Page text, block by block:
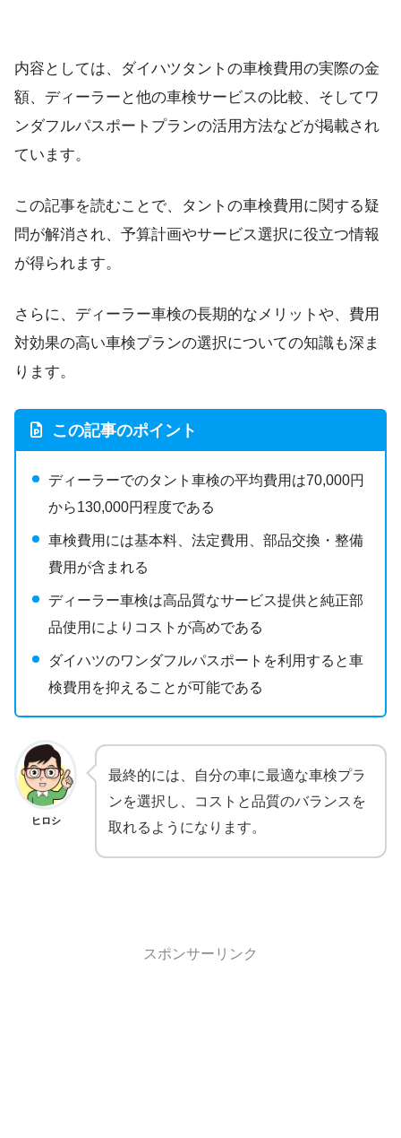
内容としては、ダイハツタントの車検費用の実際の金
額、ディーラーと他の車検サービスの比較、そしてワ
ンダフルパスポートプランの活用方法などが掲載され
ています。
この記事を読むことで、タントの車検費用に関する疑
問が解消され、予算計画やサービス選択に役立つ情報
が得られます。
さらに、ディーラー車検の長期的なメリットや、費用
対効果の高い車検プランの選択についての知識も深ま
ります。
この記事のポイント
ディーラーでのタント車検の平均費用は70,000円
から130,000円程度である
車検費用には基本料、法定費用、部品交換・整備
費用が含まれる
ディーラー車検は高品質なサービス提供と純正部
品使用によりコストが高めである
ダイハツのワンダフルパスポートを利用すると車
検費用を抑えることが可能である
ヒロシ
最終的には、自分の車に最適な車検プラ
ンを選択し、コストと品質のバランスを
取れるようになります。
スポンサーリンク